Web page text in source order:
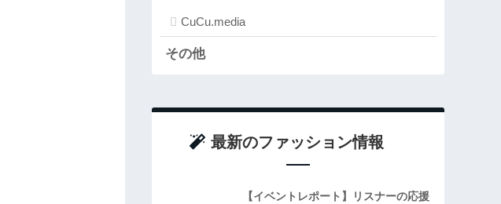
CuCu.media
その他
最新のファッション情報
【イベントレポート】リスナーの応援